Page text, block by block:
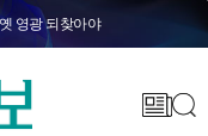
영광 되찾아야